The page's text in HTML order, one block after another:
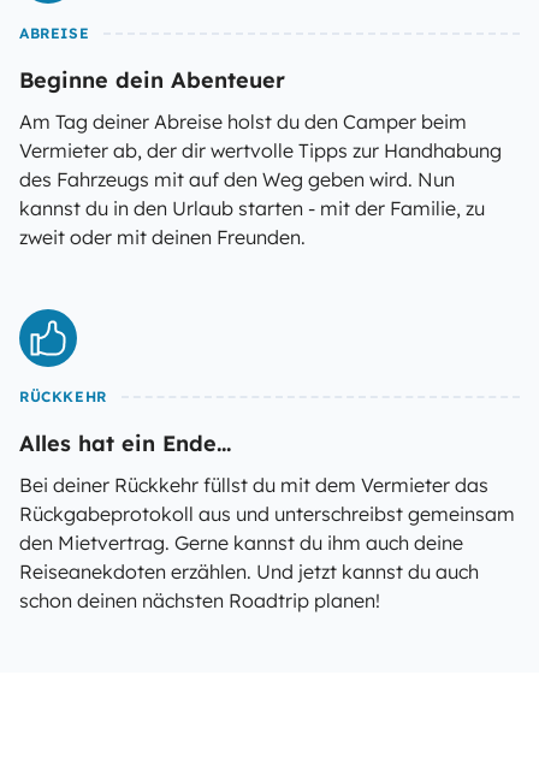
ABREISE
Beginne dein Abenteuer
Am Tag deiner Abreise holst du den Camper beim
Vermieter ab, der dir wertvolle Tipps zur Handhabung
des Fahrzeugs mit auf den Weg geben wird. Nun
kannst du in den Urlaub starten - mit der Familie, zu
zweit oder mit deinen Freunden.
RÜCKKEHR
Alles hat ein Ende...
Bei deiner Rückkehr füllst du mit dem Vermieter das
Rückgabeprotokoll aus und unterschreibst gemeinsam
den Mietvertrag. Gerne kannst du ihm auch deine
Reiseanekdoten erzählen. Und jetzt kannst du auch
schon deinen nächsten Roadtrip planen!